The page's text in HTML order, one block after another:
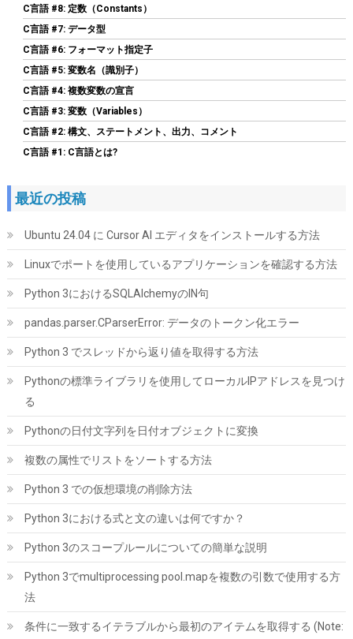
Crucial(クルーシャル) PRO (マイクロン製) デスクトップ用メモリ
CP2K16G4DFRA32A【国内正規代理店品】
はこちら)
Samsung 990 PRO 1TB PCIe Gen 4.0 x4 (最大転送速度 7,450MB/
秒) NVMe M.2 (2280) 内蔵 SSD MZ-V9P1T0B-IT/EC 国内正規保
証品
(547765) GBP 168.12 (2026-08-08 04:05 GMT +09:00 時点 -
C言語 #8: 定数（Constants）
C言語 #7: データ型
C言語 #6: フォーマット指定子
C言語 #5: 変数名（識別子）
C言語 #4: 複数変数の宣言
C言語 #3: 変数（Variables）
C言語 #2: 構文、ステートメント、出力、コメント
C言語 #1: C言語とは?
最近の投稿
Ubuntu 24.04 に Cursor AI エディタをインストールする方法
Linuxでポートを使用しているアプリケーションを確認する方法
Python 3におけるSQLAlchemyのIN句
pandas.parser.CParserError: データのトークン化エラー
Python 3 でスレッドから返り値を取得する方法
Pythonの標準ライブラリを使用してローカルIPアドレスを見つけ
る
Pythonの日付文字列を日付オブジェクトに変換
複数の属性でリストをソートする方法
Python 3 での仮想環境の削除方法
Python 3における式と文の違いは何ですか？
Python 3のスコープルールについての簡単な説明
Python 3でmultiprocessing pool.mapを複数の引数で使用する方
法
条件に一致するイテラブルから最初のアイテムを取得する (Note: